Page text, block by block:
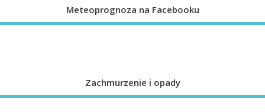
Meteoprognoza na Facebooku
Zachmurzenie i opady